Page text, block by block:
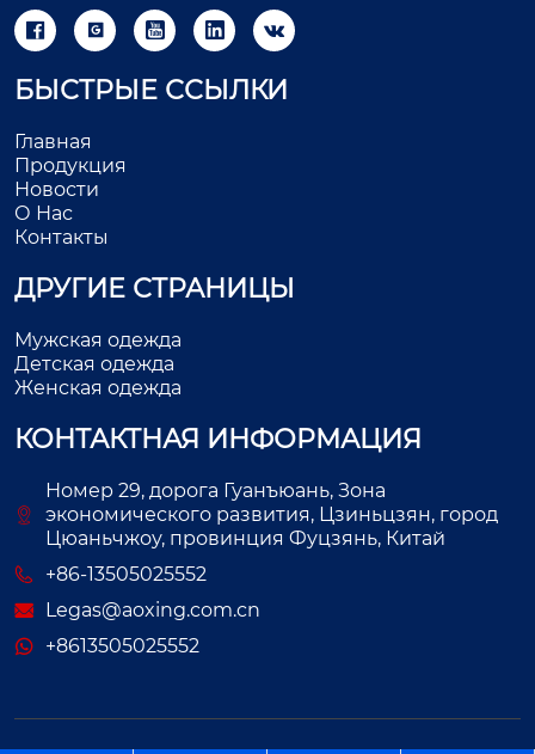
    
БЫСТРЫЕ ССЫЛКИ
Главная
Продукция
Новости
О Нас
Контакты
ДРУГИЕ СТРАНИЦЫ
Мужская одежда
Детская одежда
Женская одежда
КОНТАКТНАЯ ИНФОРМАЦИЯ
Номер 29, дорога Гуанъюань, Зона
экономического развития, Цзиньцзян, город
Цюаньчжоу, провинция Фуцзянь, Китай
+86-13505025552
Legas@aoxing.com.cn
+8613505025552